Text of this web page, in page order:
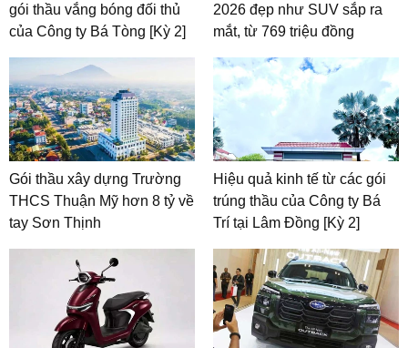
gói thầu vắng bóng đối thủ
của Công ty Bá Tòng [Kỳ 2]
2026 đẹp như SUV sắp ra
mắt, từ 769 triệu đồng
Gói thầu xây dựng Trường
THCS Thuận Mỹ hơn 8 tỷ về
tay Sơn Thịnh
Hiệu quả kinh tế từ các gói
trúng thầu của Công ty Bá
Trí tại Lâm Đồng [Kỳ 2]